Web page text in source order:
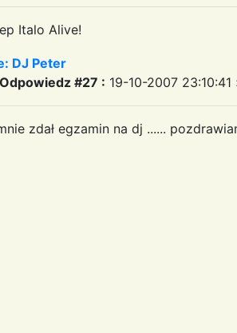
Italo Alive!
DJ Peter
Odpowiedz #27 : 19-10-2007 23:10:41
zdał egzamin na dj ......